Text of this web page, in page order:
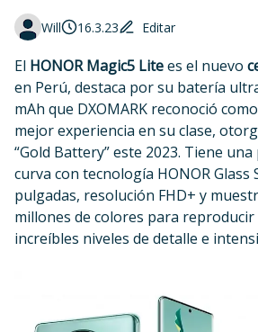
Will 16.3.23 Editar
El HONOR Magic5 Litees el nuevo
en Perú, destaca por su batería
mAh que DXOMARK reconoció
mejor experiencia en su clase,
“Gold Battery” este 2023. Tiene
curva con tecnología HONOR Glass
pulgadas, resolución FHD+ y
millones de colores para reproducir
increíbles niveles de detalle e